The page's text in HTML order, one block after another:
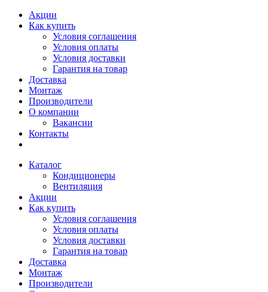
Акции
Как купить
Условия соглашения
Условия оплаты
Условия доставки
Гарантия на товар
Доставка
Монтаж
Производители
О компании
Вакансии
Контакты
Каталог
Кондиционеры
Вентиляция
Акции
Как купить
Условия соглашения
Условия оплаты
Условия доставки
Гарантия на товар
Доставка
Монтаж
Производители